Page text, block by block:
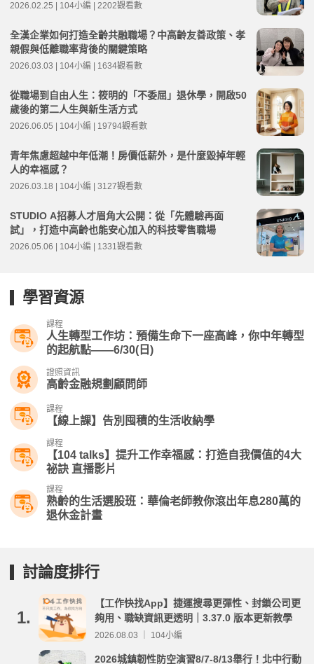
2026.02.25 | 104小編 | 2202觀看數
全漢企業如何打造全齡共融職場？中高齡友善政策、孝
親假與低離職率背後的關鍵策略
2026.03.03 | 104小編 | 1634觀看數
從職場到自由人生：筱明的「不委屈」退休學，開啟50
歲後的第二人生與新生活方式
2026.06.05 | 104小編 | 19794觀看數
青年焦慮超越中年低潮！房價低薪外，是什麼毀掉年輕
人的幸福感？
2026.03.18 | 104小編 | 3127觀看數
STUDIO A招募人才眉角大公開：從「先體驗再面
試」，打造中高齡也能安心加入的科技零售職場
2026.05.06 | 104小編 | 1331觀看數
學習資源
課程
人生轉型工作坊：預備生命下一座高峰，你中年轉型
的起航點——6/30(日)
證照資訊
高齡金融規劃顧問師
課程
【線上課】告別囤積的生活收納學
課程
【104 talks】提升工作幸福感：打造自我價值的4大
祕訣 直播影片
課程
熟齡的生活選股班：華倫老師教你滾出年息280萬的
退休金計畫
討論度排行
1.
【工作快找App】捷運搜尋更彈性、封鎖公司更
夠用、職缺資訊更透明｜3.37.0 版本更新教學
2026.08.03 ｜ 104小編
2026城鎮韌性防空演習8/7-8/13舉行！北中行動